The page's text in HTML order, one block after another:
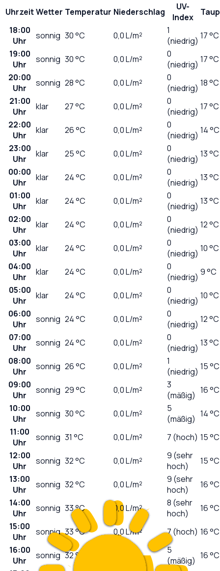
UhrzeitWetter Temperatur Niederschlag
UV-
Index
18:00
Uhr
sonnig 30°C 0,0L/m²
1
(niedrig) 17 °C
19:00
Uhr
sonnig 30°C 0,0L/m²
0
(niedrig) 17 °C
20:00
Uhr
sonnig 28°C 0,0L/m²
0
(niedrig) 18 °C
21:00
Uhr
klar 27°C 0,0L/m²
0
(niedrig) 17 °C
22:00
Uhr
klar 26°C 0,0L/m²
0
(niedrig) 14 °C
23:00
Uhr
klar 25°C 0,0L/m²
0
(niedrig) 13 °C
00:00
Uhr
klar 24°C 0,0L/m²
0
(niedrig) 13 °C
01:00
Uhr
klar 24°C 0,0L/m²
0
(niedrig) 13 °C
02:00
Uhr
klar 24°C 0,0L/m²
0
(niedrig) 12 °C
03:00
Uhr
klar 24°C 0,0L/m²
0
(niedrig) 10 °C
04:00
Uhr
klar 24°C 0,0L/m²
0
(niedrig) 9 °C
05:00
Uhr
klar 24°C 0,0L/m²
0
(niedrig) 10 °C
06:00
Uhr
sonnig 24°C 0,0L/m²
0
(niedrig) 12 °C
07:00
Uhr
sonnig 24°C 0,0L/m²
0
(niedrig) 13 °C
08:00
Uhr
sonnig 26°C 0,0L/m²
1
(niedrig) 15 °C
09:00
Uhr
sonnig 29°C 0,0L/m²
3
(mäßig) 16 °C
10:00
Uhr
sonnig 30°C 0,0L/m²
5
(mäßig) 14 °C
11:00
Uhr
sonnig 31 °C 0,0L/m² 7 (hoch) 15 °C
12:00
Uhr
sonnig 32°C 0,0L/m²
9 (sehr
hoch)
15 °C
13:00
Uhr
sonnig 32°C 0,0L/m²
9 (sehr
hoch)
16 °C
14:00
Uhr
sonnig 33°C 0,0L/m²
8 (sehr
hoch)
16 °C
15:00
Uhr
sonnig 33°C 0,0L/m² 7 (hoch) 16 °C
16:00
Uhr
sonnig 32°C L/m²
5
(mäßig) 16 °C